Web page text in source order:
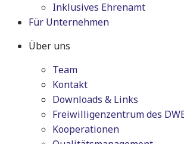
Inklusives Ehrenamt
Für Unternehmen
Über uns
Team
Kontakt
Downloads & Links
Freiwilligenzentrum des
Kooperationen